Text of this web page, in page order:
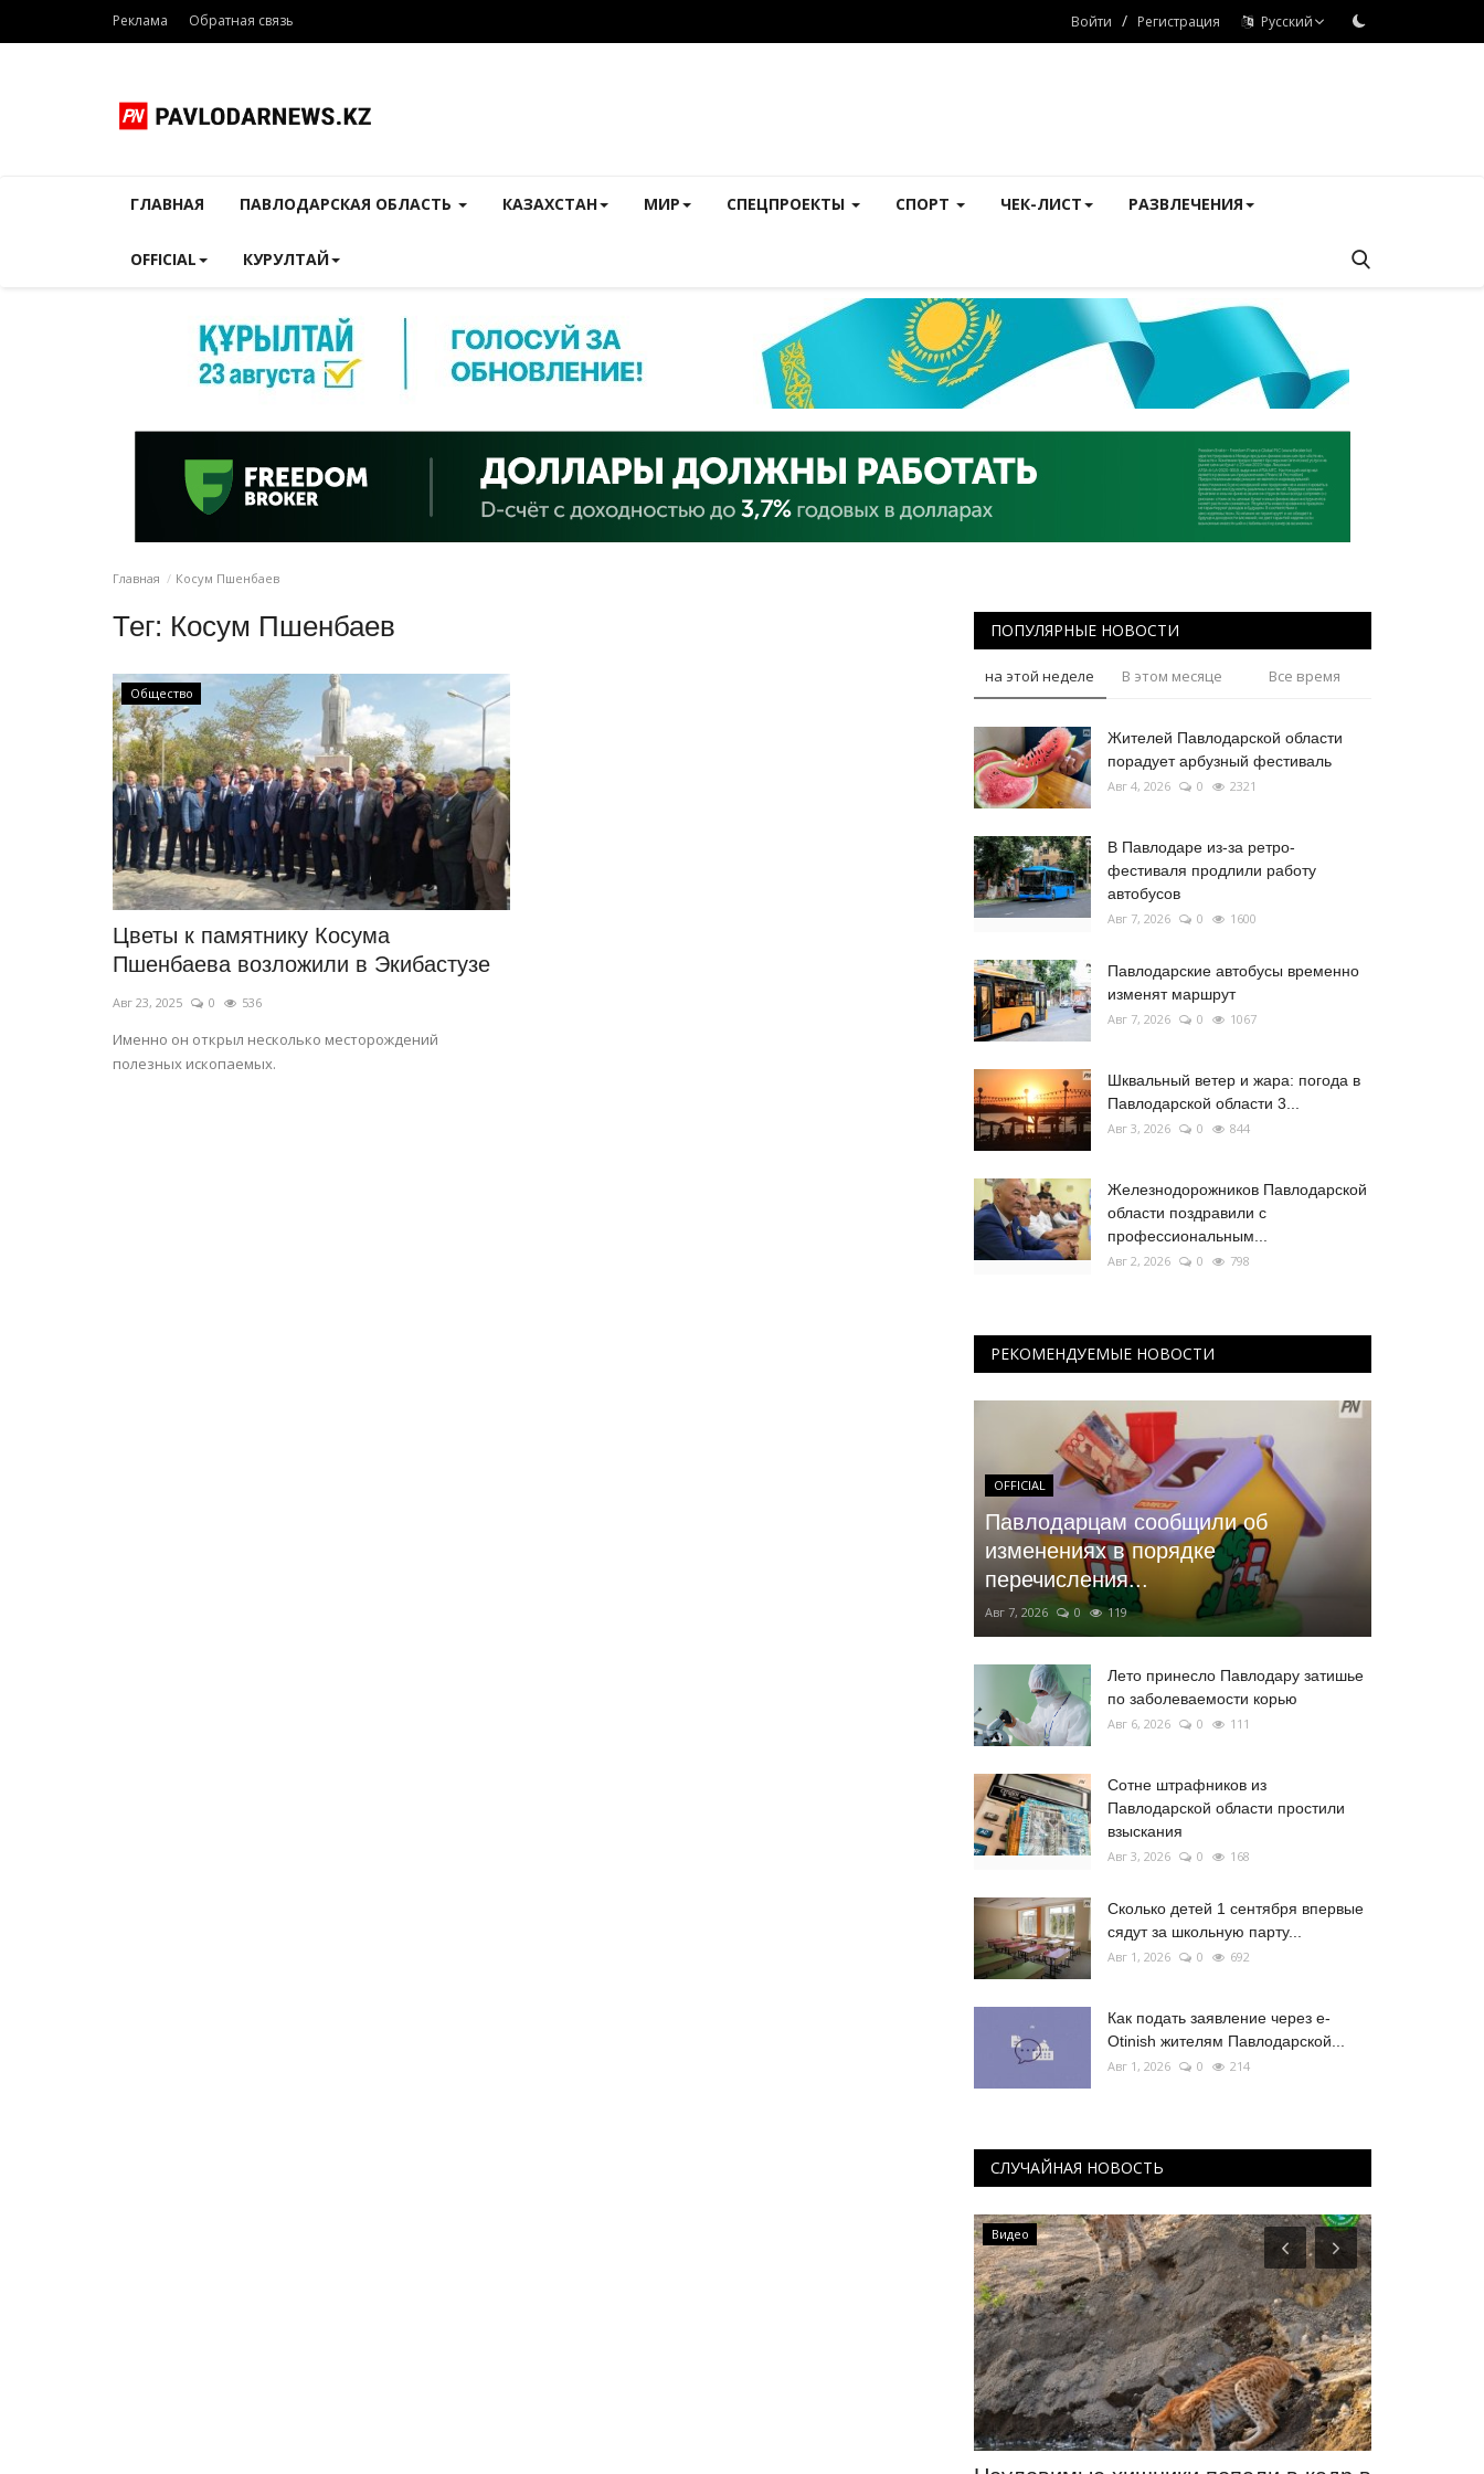
Реклама Обратная связь Войти / Регистрация Русский
ГЛАВНАЯ ПАВЛОДАРСКАЯ ОБЛАСТЬ КАЗАХСТАН МИР СПЕЦПРОЕКТЫ СПОРТ ЧЕК-ЛИСТ РАЗВЛЕЧЕНИЯ
OFFICIAL КУРУЛТАЙ
Главная Косум Пшенбаев
Тег: Косум Пшенбаев
Общество
Цветы к памятнику Косума
Пшенбаева возложили в Экибастузе
Авг 23, 2025 0 536
Именно он открыл несколько месторождений
полезных ископаемых.
ПОПУЛЯРНЫЕ НОВОСТИ
на этой неделе В этом месяце Все время
Жителей Павлодарской области
порадует арбузный фестиваль
Авг 4, 2026 0 2321
В Павлодаре из-за ретро-
фестиваля продлили работу
автобусов
Авг 7, 2026 0 1600
Павлодарские автобусы временно
изменят маршрут
Авг 7, 2026 0 1067
Шквальный ветер и жара: погода в
Павлодарской области 3...
Авг 3, 2026 0 844
Железнодорожников Павлодарской
области поздравили с
профессиональным...
Авг 2, 2026 0 798
РЕКОМЕНДУЕМЫЕ НОВОСТИ
OFFICIAL
Павлодарцам сообщили об
изменениях в порядке
перечисления...
Авг 7, 2026 0 119
Лето принесло Павлодару затишье
по заболеваемости корью
Авг 6, 2026 0 111
Сотне штрафников из
Павлодарской области простили
взыскания
Авг 3, 2026 0 168
Сколько детей 1 сентября впервые
сядут за школьную парту...
Авг 1, 2026 0 692
Как подать заявление через e-
Otinish жителям Павлодарской...
Авг 1, 2026 0 214
СЛУЧАЙНАЯ НОВОСТЬ
Видео